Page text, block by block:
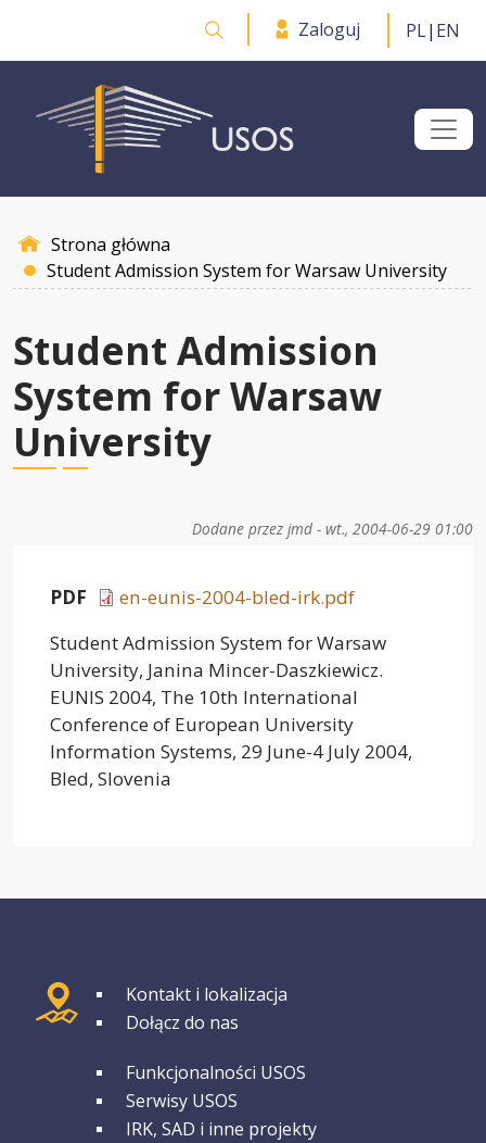
Przejdź do treści
Otwórz wyszukiwarkę
Zaloguj PL| EN
Strona główna
Student Admission System for Warsaw University
Student Admission
System for Warsaw
University
Dodane przez jmd - wt., 2004-06-29 01:00
PDF
en-eunis-2004-bled-irk.pdf
Student Admission System for Warsaw
University, Janina Mincer-Daszkiewicz.
EUNIS 2004, The 10th International
Conference of European University
Information Systems, 29 June-4 July 2004,
Bled, Slovenia
GRUPA 1Kontakt i lokalizacja
Dołącz do nas
GRUPA 2Funkcjonalności USOS
Serwisy USOS
IRK, SAD i inne projekty